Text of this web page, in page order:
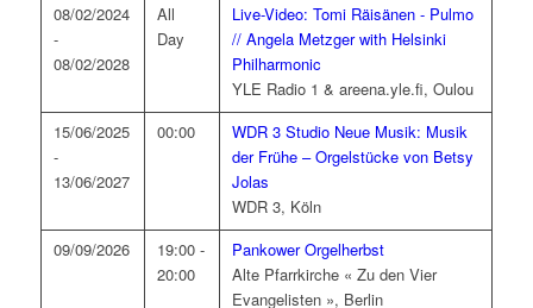
08/02/2024
-
08/02/2028
All
Day
Live-Video: Tomi Räisänen - Pulmo
// Angela Metzger with Helsinki
Philharmonic
YLE Radio 1 & areena.yle.fi, Oulou
15/06/2025
-
13/06/2027
00:00
WDR 3 Studio Neue Musik: Musik
der Frühe – Orgelstücke von Betsy
Jolas
WDR 3, Köln
09/09/2026
19:00 -
20:00
Pankower Orgelherbst
Alte Pfarrkirche « Zu den Vier
Evangelisten », Berlin